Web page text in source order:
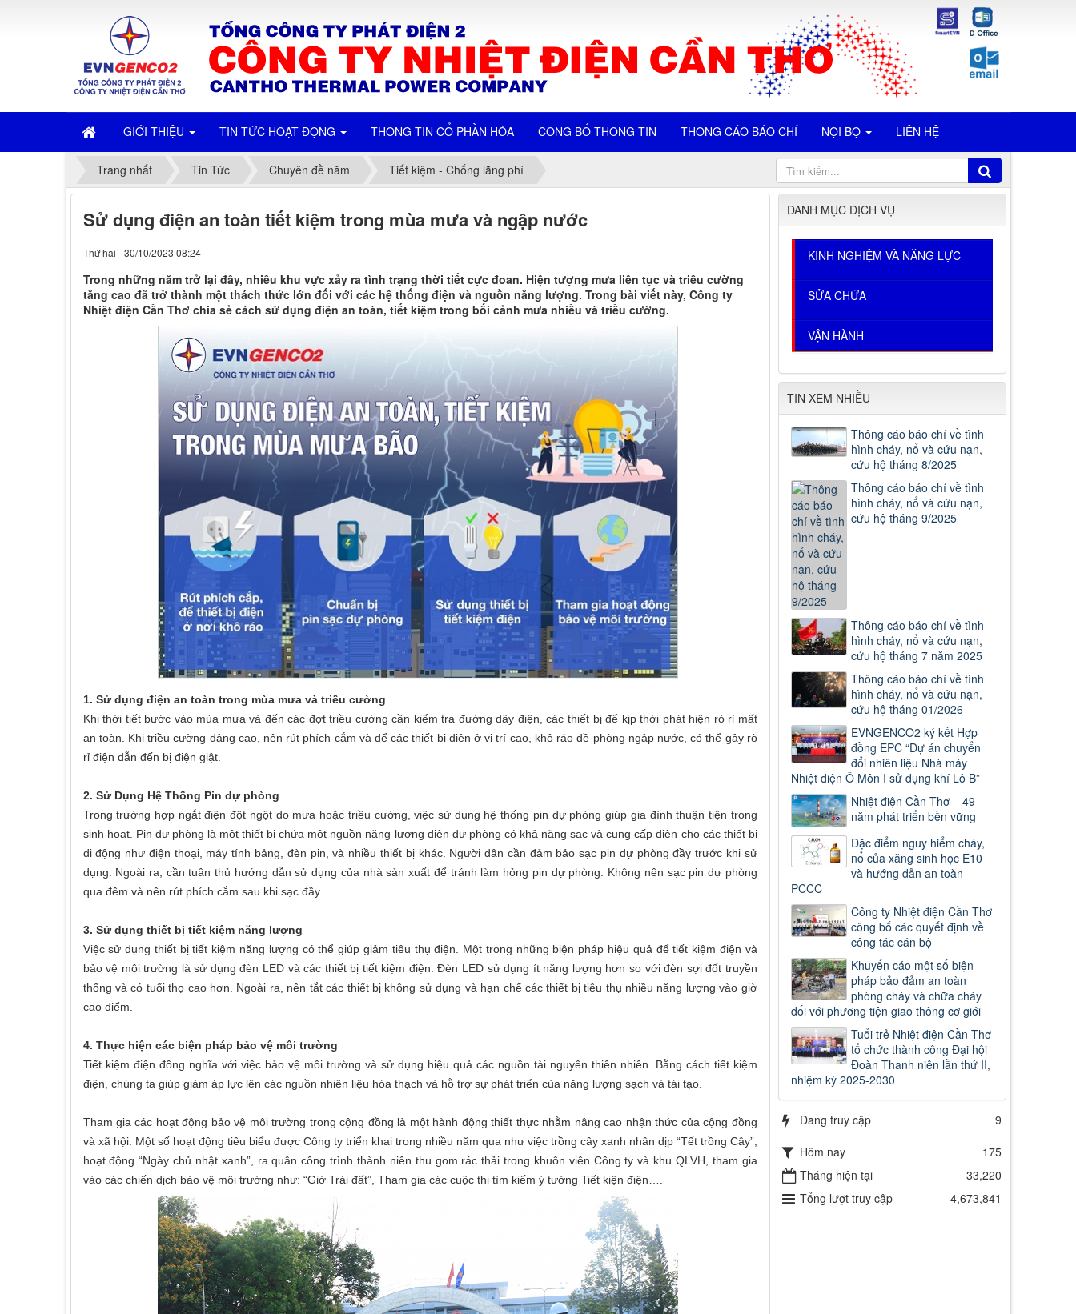
GIỚI THIỆU TIN TỨC HOẠT ĐỘNG THÔNG TIN CỔ PHẦN HÓA CÔNG BỐ THÔNG TIN THÔNG CÁO BÁO CHÍ NỘI BỘ LIÊN HỆ
Trang nhất Tin Tức Chuyên đề năm Tiết kiệm - Chống lãng phí
Sử dụng điện an toàn tiết kiệm trong mùa mưa và ngập nước
Thứ hai - 30/10/2023 08:24
Trong những năm trở lại đây, nhiều khu vực xảy ra tình trạng thời tiết cực đoan. Hiện tượng mưa liên tục và triều cường
tăng cao đã trở thành một thách thức lớn đối với các hệ thống điện và nguồn năng lượng. Trong bài viết này, Công ty
Nhiệt điện Cần Thơ chia sẻ cách sử dụng điện an toàn, tiết kiệm trong bối cảnh mưa nhiều và triều cường.
1. Sử dụng điện an toàn trong mùa mưa và triều cường
Khi thời tiết bước vào mùa mưa và đến các đợt triều cường cần kiểm tra đường dây điện, các thiết bị để kịp thời phát hiện rò rỉ mất
an toàn. Khi triều cường dâng cao, nên rút phích cắm và để các thiết bị điện ở vị trí cao, khô ráo đề phòng ngập nước, có thể gây rò
rỉ điện dẫn đến bị điện giật.
2. Sử Dụng Hệ Thống Pin dự phòng
Trong trường hợp ngắt điện đột ngột do mưa hoặc triều cường, việc sử dụng hệ thống pin dự phòng giúp gia đình thuận tiện trong
sinh hoạt. Pin dự phòng là một thiết bị chứa một nguồn năng lượng điện dự phòng có khả năng sạc và cung cấp điện cho các thiết bị
di động như điện thoại, máy tính bảng, đèn pin, và nhiều thiết bị khác. Người dân cần đảm bảo sạc pin dự phòng đầy trước khi sử
dụng. Ngoài ra, cần tuân thủ hướng dẫn sử dụng của nhà sản xuất để tránh làm hỏng pin dự phòng. Không nên sạc pin dự phòng
qua đêm và nên rút phích cắm sau khi sạc đầy.
3. Sử dụng thiết bị tiết kiệm năng lượng
Việc sử dụng thiết bị tiết kiệm năng lượng có thể giúp giảm tiêu thụ điện. Một trong những biện pháp hiệu quả để tiết kiệm điện và
bảo vệ môi trường là sử dụng đèn LED và các thiết bị tiết kiệm điện. Đèn LED sử dụng ít năng lượng hơn so với đèn sợi đốt truyền
thống và có tuổi thọ cao hơn. Ngoài ra, nên tắt các thiết bị không sử dụng và hạn chế các thiết bị tiêu thụ nhiều năng lượng vào giờ
cao điểm.
4. Thực hiện các biện pháp bảo vệ môi trường
Tiết kiệm điện đồng nghĩa với việc bảo vệ môi trường và sử dụng hiệu quả các nguồn tài nguyên thiên nhiên. Bằng cách tiết kiệm
điện, chúng ta giúp giảm áp lực lên các nguồn nhiên liệu hóa thạch và hỗ trợ sự phát triển của năng lượng sạch và tái tạo.
Tham gia các hoạt động bảo vệ môi trường trong cộng đồng là một hành động thiết thực nhằm nâng cao nhận thức của cộng đồng
và xã hội. Một số hoạt động tiêu biểu được Công ty triển khai trong nhiều năm qua như việc trồng cây xanh nhân dịp “Tết trồng Cây”,
hoạt động “Ngày chủ nhật xanh”, ra quân công trình thành niên thu gom rác thải trong khuôn viên Công ty và khu QLVH, tham gia
vào các chiến dịch bảo vệ môi trường như: “Giờ Trái đất”, Tham gia các cuộc thi tìm kiếm ý tưởng Tiết kiện điện….
DANH MỤC DỊCH VỤ
KINH NGHIỆM VÀ NĂNG LỰC
SỬA CHỮA
VẬN HÀNH
TIN XEM NHIỀU
Thông cáo báo chí về tình
hình cháy, nổ và cứu nạn,
cứu hộ tháng 8/2025
Thông cáo báo chí về tình
hình cháy, nổ và cứu nạn,
cứu hộ tháng 9/2025
Thông cáo báo chí về tình
hình cháy, nổ và cứu nạn,
cứu hộ tháng 7 năm 2025
Thông cáo báo chí về tình
hình cháy, nổ và cứu nạn,
cứu hộ tháng 01/2026
EVNGENCO2 ký kết Hợp
đồng EPC “Dự án chuyển
đổi nhiên liệu Nhà máy
Nhiệt điện Ô Môn I sử dụng khí Lô B”
Nhiệt điện Cần Thơ – 49
năm phát triển bền vững
Đặc điểm nguy hiểm cháy,
nổ của xăng sinh học E10
và hướng dẫn an toàn
PCCC
Công ty Nhiệt điện Cần Thơ
công bố các quyết định về
công tác cán bộ
Khuyến cáo một số biện
pháp bảo đảm an toàn
phòng cháy và chữa cháy
đối với phương tiện giao thông cơ giới
Tuổi trẻ Nhiệt điện Cần Thơ
tổ chức thành công Đại hội
Đoàn Thanh niên lần thứ II,
nhiệm kỳ 2025-2030
Đang truy cập
9
Hôm nay
175
Tháng hiện tại
33,220
Tổng lượt truy cập
4,673,841